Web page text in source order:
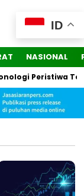
NASIONAL
Peristiwa
ID